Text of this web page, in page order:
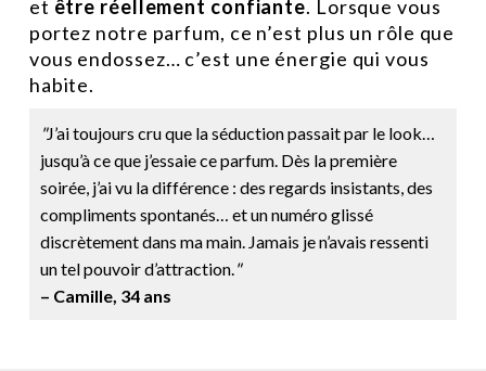
et être réellement confiante. Lorsque vous
portez notre parfum, ce n’est plus un rôle que
vous endossez… c’est une énergie qui vous
habite.
"J’ai toujours cru que la séduction passait par le look…
jusqu’à ce que j’essaie ce parfum. Dès la première
soirée, j’ai vu la différence : des regards insistants, des
compliments spontanés… et un numéro glissé
discrètement dans ma main. Jamais je n’avais ressenti
un tel pouvoir d’attraction."
– Camille, 34 ans